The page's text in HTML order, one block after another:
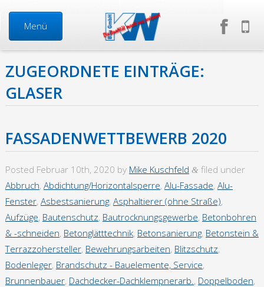
Start
Neuigkeiten
Über uns
Mitarbeiter
Geschäftsführung
Firma in Zahlen
Jobbörse
Menü
ZUGEORDNETE EINTRÄGE:
GLASER
FASSADENWETTBEWERB 2020
Posted Februar 10th, 2020 by Mike Kuschfeld &filed under
Abbruch, Abdichtung/Horizontalsperre, Alu-Fassade, Alu-
Fenster, Asbestsanierung, Asphaltierer (ohne Straße),
Aufzüge, Bautenschutz, Bautrocknungsgewerbe, Betonbohren
& -schneiden, Betonglätttechnik, Betonsanierung, Betonstein &
Terrazzohersteller, Bewehrungsarbeiten, Blitzschutz,
Bodenleger, Brandschutz - Bauelemente, Service,
Brunnenbauer, Dachdecker-Dachklempnerarb. , Doppelboden,